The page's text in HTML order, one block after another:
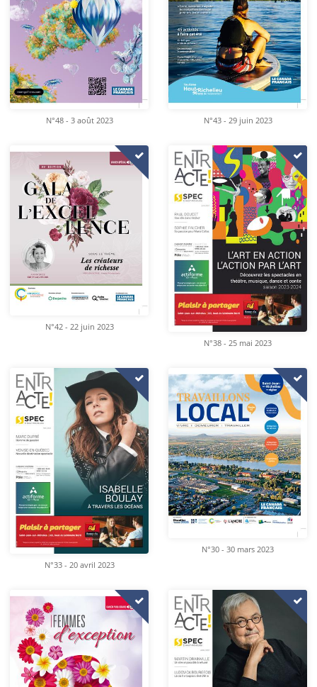
N°48 - 3 août 2023 N°43 - 29 juin 2023
N°42 - 22 juin 2023
N°38 - 25 mai 2023
N°33 - 20 avril 2023
N°30 - 30 mars 2023